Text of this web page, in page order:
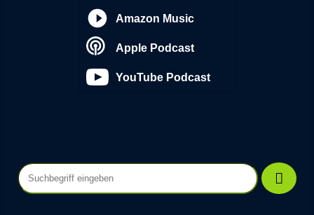
Amazon Music
Apple Podcast
YouTube Podcast